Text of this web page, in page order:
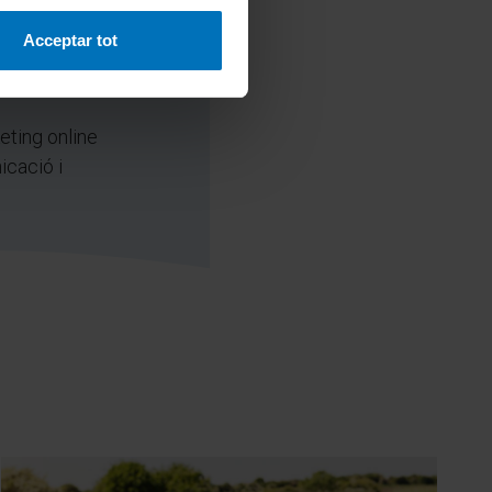
Acceptar tot
online
i